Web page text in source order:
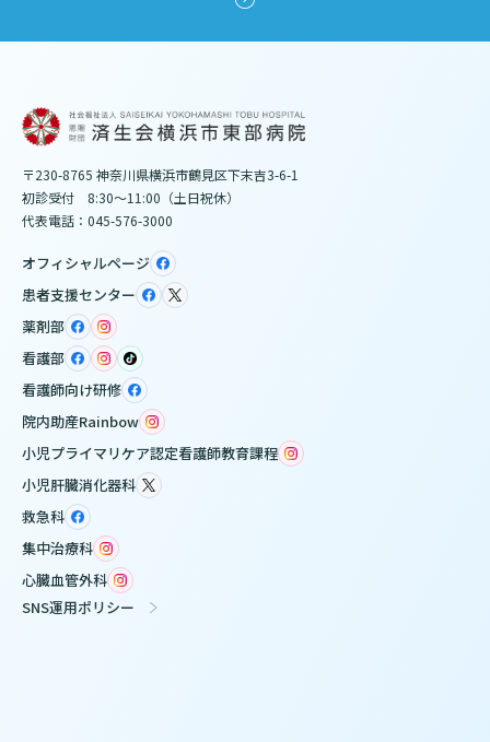
〒230-8765 神奈川県横浜市鶴見区下末吉3-6-1
初診受付 8:30～11:00（土日祝休）
代表電話：045-576-3000
オフィシャルページ
患者支援センター
薬剤部
看護部
看護師向け研修
院内助産Rainbow
小児プライマリケア認定看護師教育課程
小児肝臓消化器科
救急科
集中治療科
心臓血管外科
SNS運用ポリシー